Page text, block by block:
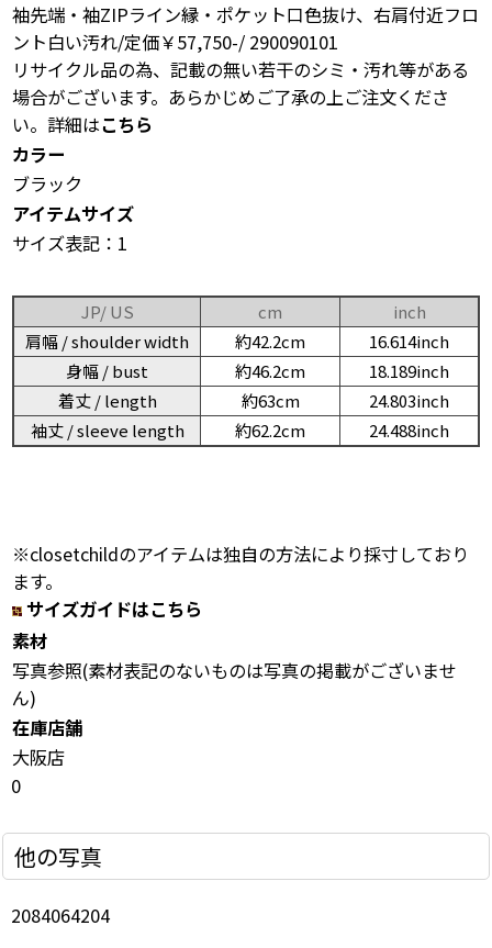
袖先端・袖ZIPライン縁・ポケット口色抜け、右肩付近フロ
ント白い汚れ/定価￥57,750-/ 290090101
リサイクル品の為、記載の無い若干のシミ・汚れ等がある
場合がございます。あらかじめご了承の上ご注文くださ
い。詳細はこちら
カラー
ブラック
アイテムサイズ
サイズ表記：1
JP/ US cm
inch
肩幅 / shoulder width
約42.2cm
16.614inch
身幅 / bust
約46.2cm
18.189inch
着丈 / length
約63cm
24.803inch
袖丈 / sleeve length
約62.2cm 24.488inch
※closetchildのアイテムは独自の方法により採寸しており
ます。
サイズガイドはこちら
素材
写真参照(素材表記のないものは写真の掲載がございませ
ん)
在庫店舗
大阪店
0
他の写真
2084064204